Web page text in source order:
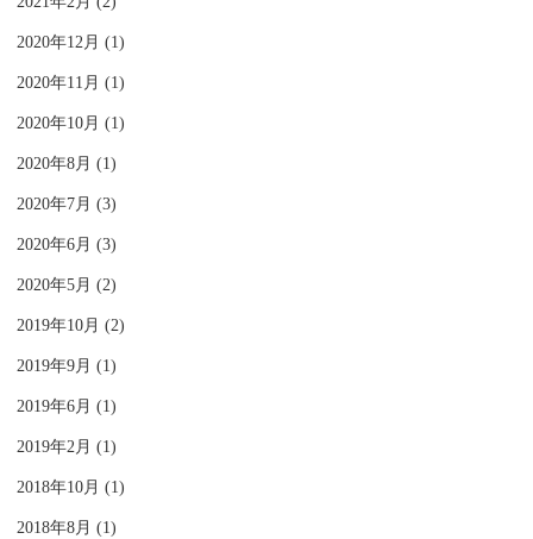
2020年12月 (1)
2020年11月 (1)
2020年10月 (1)
2020年8月 (1)
2020年7月 (3)
2020年6月 (3)
2020年5月 (2)
2019年10月 (2)
2019年9月 (1)
2019年6月 (1)
2019年2月 (1)
2018年10月 (1)
2018年8月 (1)